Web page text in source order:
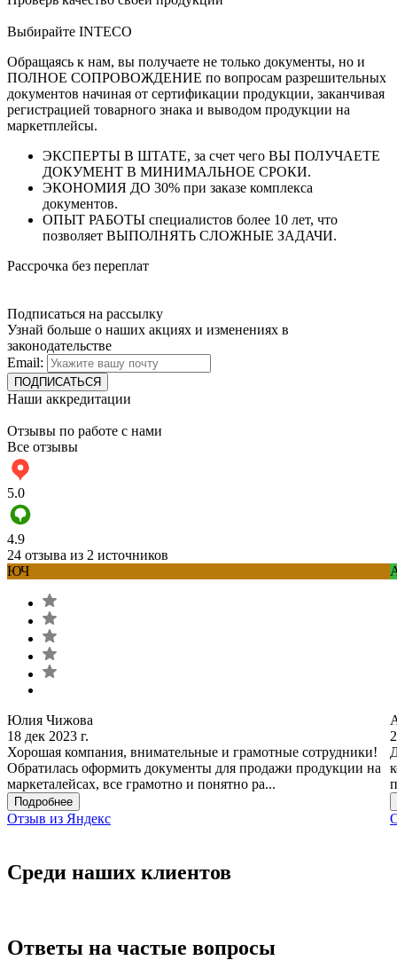
Выбирайте INTECO
Обращаясь к нам, вы получаете не только документы, но и
ПОЛНОЕ СОПРОВОЖДЕНИЕ по вопросам разрешительных
документов начиная от сертификации продукции, заканчивая
регистрацией товарного знака и выводом продукции на
маркетплейсы.
ЭКСПЕРТЫ В ШТАТЕ, за счет чего ВЫ ПОЛУЧАЕТЕ
ДОКУМЕНТ В МИНИМАЛЬНОЕ СРОКИ.
ЭКОНОМИЯ ДО 30% при заказе комплекса
документов.
ОПЫТ РАБОТЫ специалистов более 10 лет, что
позволяет ВЫПОЛНЯТЬ СЛОЖНЫЕ ЗАДАЧИ.
Рассрочка без переплат
Подписаться на рассылку
Узнай больше о наших акциях и изменениях в
законодательстве
Email:
Наши аккредитации
Отзывы по работе с нами
Все отзывы
5.0
4.9
24 отзыва из 2 источников
ЮЧ
Юлия Чижова
18 дек 2023 г.
Хорошая компания, внимательные и грамотные сотрудники!
Обратилась оформить документы для продажи продукции на
маркеталейсах, все грамотно и понятно ра...
Подробнее
Отзыв из Яндекс
Среди наших клиентов
Ответы на частые вопросы